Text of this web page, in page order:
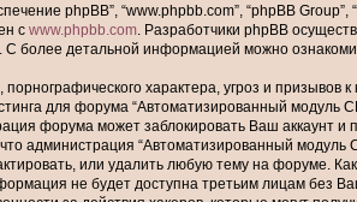
phpBB”, “www.phpbb.com”, “phpBB Group”,
с www.phpbb.com . Разработчики phpBB
более детальной информацией можно
характера, угроз и призывов
для форума “Автоматизированный
форума может заблокировать Ваш аккаунт и
администрация “Автоматизированный
или удалить любую тему на форуме.
не будет доступна третьим лицам без